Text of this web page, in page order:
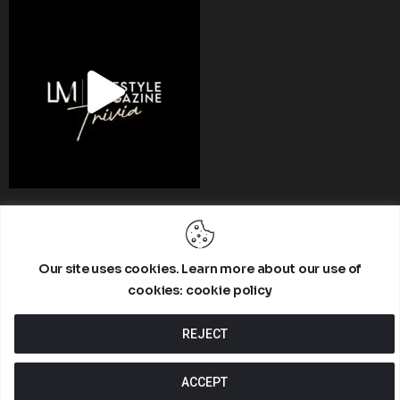
Our site uses cookies. Learn more about our use of
cookies: cookie policy
REJECT
ACCEPT
Inicio Noticias Nosotros